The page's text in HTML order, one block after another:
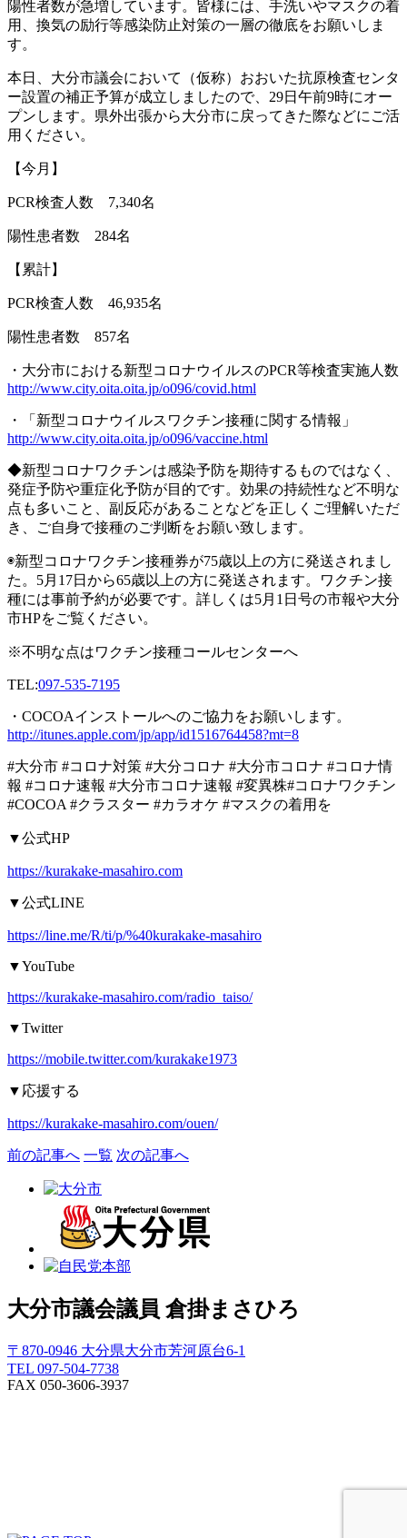
陽性者数が急増しています。皆様には、手洗いやマスクの着
用、換気の励行等感染防止対策の一層の徹底をお願いしま
す。
本日、大分市議会において（仮称）おおいた抗原検査センタ
ー設置の補正予算が成立しましたので、 29日午前9時にオー
プンします。県外出張から大分市に戻ってきた際などにご活
用ください。
【今月】
PCR検査人数 7,340名
陽性患者数 284名
【累計】
PCR検査人数 46,935名
陽性患者数 857名
・大分市における新型コロナウイルスのPCR等検査実施人数
http://www.city.oita.oita.jp/o096/covid.html
・「新型コロナウイルスワクチン接種に関する情報」
http://www.city.oita.oita.jp/o096/vaccine.html
◆新型コロナワクチンは感染予防を期待するものではなく、
発症予防や重症化予防が目的です。効果の持続性など不明な
点も多いこと、副反応があることなどを正しくご理解いただ
き、ご自身で接種のご判断をお願い致します。
◉新型コロナワクチン接種券が75歳以上の方に発送されまし
た。 5月 17日から65歳以上の方に発送されます。ワクチン接
種には事前予約が必要です。詳しくは5月 1 日号の市報や大分
市HPをご覧ください。
※不明な点はワクチン接種コールセンターへ
TEL:097-535-7195
・ COCOAインストールへのご協力をお願いします。
http://itunes.apple.com/jp/app/id1516764458?mt=8
#大分市 #コロナ対策 #大分コロナ #大分市コロナ #コロナ情
報 #コロナ速報 #大分市コロナ速報 #変異株#コロナワクチン
#COCOA #クラスター #カラオケ #マスクの着用を
▼公式HP
https://kurakake-masahiro.com
▼公式LINE
https://line.me/R/ti/p/%40kurakake-masahiro
▼YouTube
https://kurakake-masahiro.com/radio_taiso/
▼Twitter
https://mobile.twitter.com/kurakake1973
▼ 応援する
https://kurakake-masahiro.com/ouen/
前の記事へ 一覧 次の記事へ
大分市議会議員 倉掛まさひろ
〒870-0946 大分県大分市芳河原台6-1
TEL 097-504-7738
FAX 050-3606-3937